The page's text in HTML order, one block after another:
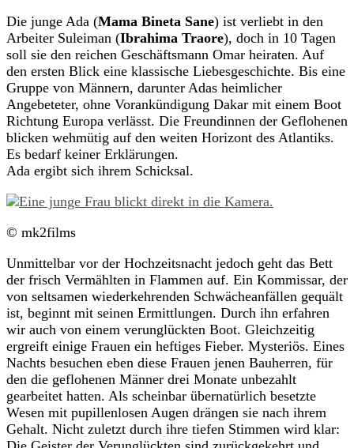
Die junge Ada (Mama Bineta Sane) ist verliebt in den
Arbeiter Suleiman (Ibrahima Traore), doch in 10 Tagen
soll sie den reichen Geschäftsmann Omar heiraten. Auf
den ersten Blick eine klassische Liebesgeschichte. Bis eine
Gruppe von Männern, darunter Adas heimlicher
Angebeteter, ohne Vorankündigung Dakar mit einem Boot
Richtung Europa verlässt. Die Freundinnen der Geflohenen
blicken wehmütig auf den weiten Horizont des Atlantiks.
Es bedarf keiner Erklärungen.
Ada ergibt sich ihrem Schicksal.
© mk2films
Unmittelbar vor der Hochzeitsnacht jedoch geht das Bett
der frisch Vermählten in Flammen auf. Ein Kommissar, der
von seltsamen wiederkehrenden Schwächeanfällen gequält
ist, beginnt mit seinen Ermittlungen. Durch ihn erfahren
wir auch von einem verunglückten Boot. Gleichzeitig
ergreift einige Frauen ein heftiges Fieber. Mysteriös. Eines
Nachts besuchen eben diese Frauen jenen Bauherren, für
den die geflohenen Männer drei Monate unbezahlt
gearbeitet hatten. Als scheinbar übernatürlich besetzte
Wesen mit pupillenlosen Augen drängen sie nach ihrem
Gehalt. Nicht zuletzt durch ihre tiefen Stimmen wird klar: